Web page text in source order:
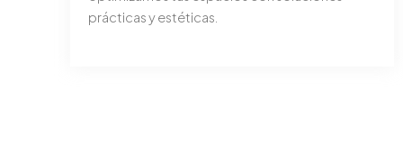
prácticas y estéticas.